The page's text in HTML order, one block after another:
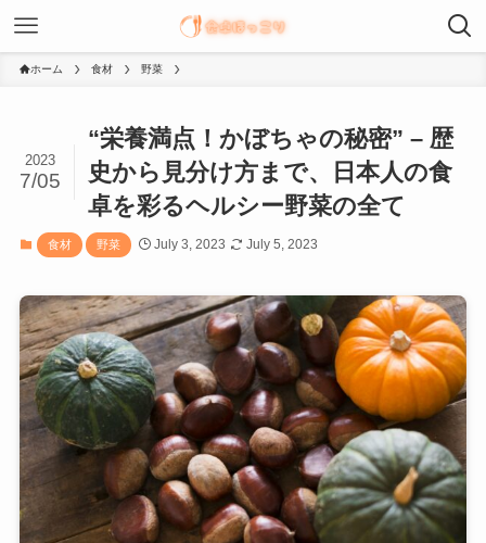
ホーム 食材 野菜
“栄養満点！かぼちゃの秘密” – 歴
史から見分け方まで、日本人の食
卓を彩るヘルシー野菜の全て
2023
7/05
食材 野菜 July 3, 2023 July 5, 2023